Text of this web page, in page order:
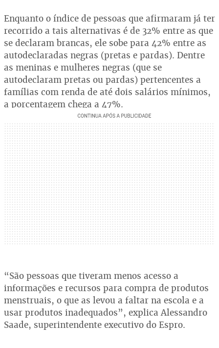
Enquanto o índice de pessoas que afirmaram já ter
recorrido a tais alternativas é de 32% entre as que
se declaram brancas, ele sobe para 42% entre as
autodeclaradas negras (pretas e pardas). Dentre
as meninas e mulheres negras (que se
autodeclaram pretas ou pardas) pertencentes a
famílias com renda de até dois salários mínimos,
a porcentagem chega a 47%.
“São pessoas que tiveram menos acesso a
informações e recursos para compra de produtos
menstruais, o que as levou a faltar na escola e a
usar produtos inadequados”, explica Alessandro
Saade, superintendente executivo do Espro.